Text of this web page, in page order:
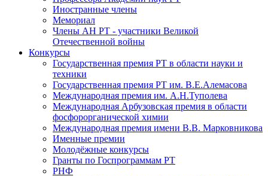
Иностранные члены
Мемориал
Члены АН РТ - участники Великой
Отечественной войны
Конкурсы
Государственная премия РТ в области науки и
техники
Государственная премия РТ им. В.Е.Алемасова
Международная премия им. А.Н.Туполева
Международная Арбузовская премия в области
фосфорорганической химии
Международная премия имени В.В. Марковникова
Именные премии
Молодёжные конкурсы
Гранты по Госпрограммам РТ
РНФ